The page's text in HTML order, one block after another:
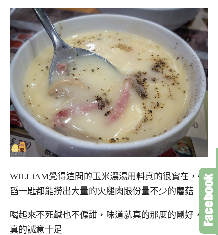
WILLIAM覺得這間的玉米濃湯用料真的很實在，每
舀一匙都能撈出大量的火腿肉跟份量不少的蘑菇
喝起來不死鹹也不偏甜，味道就真的那麼的剛好，
真的誠意十足